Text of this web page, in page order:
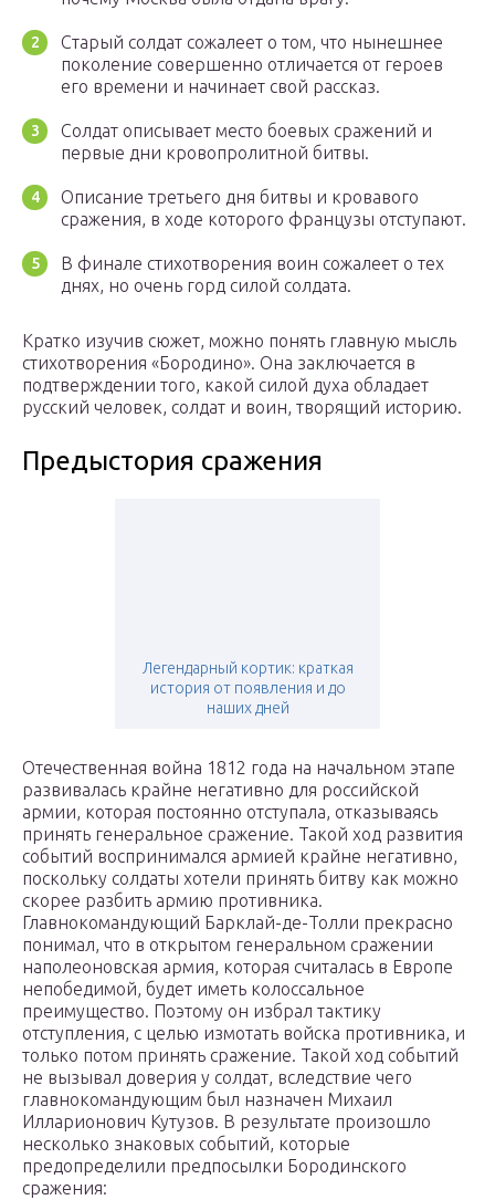
Старый солдат сожалеет о том, что нынешнее
поколение совершенно отличается от героев
его времени и начинает свой рассказ.
Солдат описывает место боевых сражений и
первые дни кровопролитной битвы.
Описание третьего дня битвы и кровавого
сражения, в ходе которого французы отступают.
В финале стихотворения воин сожалеет о тех
днях, но очень горд силой солдата.
Кратко изучив сюжет, можно понять главную мысль
стихотворения «Бородино». Она заключается в
подтверждении того, какой силой духа обладает
русский человек, солдат и воин, творящий историю.
Предыстория сражения
Легендарный кортик: краткая
история от появления и до
наших дней
Отечественная война 1812 года на начальном этапе
развивалась крайне негативно для российской
армии, которая постоянно отступала, отказываясь
принять генеральное сражение. Такой ход развития
событий воспринимался армией крайне негативно,
поскольку солдаты хотели принять битву как можно
скорее разбить армию противника.
Главнокомандующий Барклай-де-Толли прекрасно
понимал, что в открытом генеральном сражении
наполеоновская армия, которая считалась в Европе
непобедимой, будет иметь колоссальное
преимущество. Поэтому он избрал тактику
отступления, с целью измотать войска противника, и
только потом принять сражение. Такой ход событий
не вызывал доверия у солдат, вследствие чего
главнокомандующим был назначен Михаил
Илларионович Кутузов. В результате произошло
несколько знаковых событий, которые
предопределили предпосылки Бородинского
сражения: